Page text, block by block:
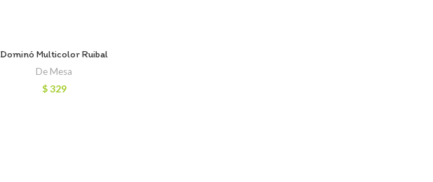
Dominó Multicolor Ruibal
De Mesa
$329